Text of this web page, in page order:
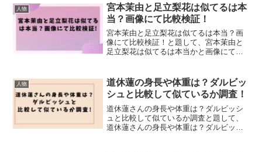
人物
宮本茉由と足立梨花は似てるは本
当？画像にて比較検証！
宮本茉由と足立梨花は似てるは本当？画
像にて比較検証！と題して、宮本茉由と
足立梨花は似てるは本当かと画像にて比
人物
道休蓮の身長や体重は？ダルビッ
シュと比較して似ているか調査！
道休蓮さんの身長や体重は？ダルビッシ
ュと比較して似ているか調査と題して、
道休蓮さんの身長や体重は？ダルビッシ